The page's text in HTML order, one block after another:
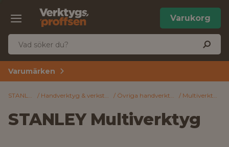
Varukorg
Varumärken
STANLEY Handverktyg & verkstad Övriga handverktyg Multiverktyg
STANLEY Multiverktyg